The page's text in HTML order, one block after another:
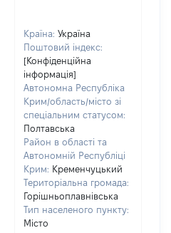
Країна: Україна
Поштовий індекс:
[Конфіденційна
інформація]
Автономна Республіка
Крим/область/місто зі
спеціальним статусом:
Полтавська
Район в області та
Автономній Республіці
Крим: Кременчуцький
Територіальна громада:
Горішньоплавнівська
Тип населеного пункту:
Місто